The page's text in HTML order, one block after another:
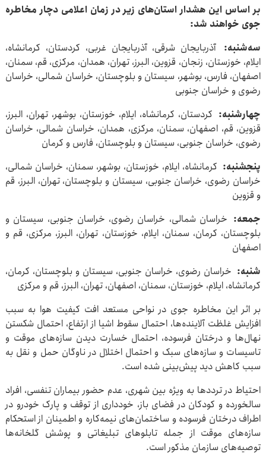
بر اساس این هشدار استان‌های زیر در زمان اعلامی دچار مخاطره
جوی خواهند شد:
سه‌شنبه: آذربایجان شرقی، آذربایجان غربی، کردستان، کرمانشاه،
ایلام، خوزستان، زنجان، قزوین، البرز، تهران، همدان، مرکزی، قم، سمنان،
اصفهان، فارس، بوشهر، سیستان و بلوچستان، خراسان شمالی، خراسان
رضوی و خراسان جنوبی
چهارشنبه: کردستان، کرمانشاه، ایلام، خوزستان، بوشهر، تهران، البرز،
قزوین، قم، اصفهان، سمنان، مرکزی، همدان، خراسان شمالی، خراسان
رضوی، خراسان جنوبی، سیستان و بلوچستان، فارس و کرمان
پنجشنبه: کرمانشاه، ایلام، خوزستان، بوشهر، سمنان، خراسان شمالی،
خراسان رضوی، خراسان جنوبی، سیستان و بلوچستان، تهران، البرز، قم
و قزوین
جمعه: خراسان شمالی، خراسان رضوی، خراسان جنوبی، سیستان و
بلوچستان، کرمان، سمنان، ایلام، خوزستان، تهران، البرز، مرکزی، قم و
اصفهان
شنبه: خراسان رضوی، خراسان جنوبی، سیستان و بلوچستان، کرمان،
کرمانشاه، ایلام، خوزستان، سمنان، اصفهان، تهران، البرز، قم و مرکزی
بر اثر این مخاطره جوی در نواحی مستعد افت کیفیت هوا به سبب
افزایش غلظت آلاینده‌ها، احتمال سقوط اشیا از ارتفاع، احتمال شکستن
نهال‌ها و درختان فرسوده، احتمال خسارت دیدن سازه‌های موقت و
تاسیسات و سازه‌های سبک و احتمال اختلال در ناوگان حمل و نقل به
سبب کاهش دید پیش‌بینی شده است.
احتیاط در ترددها به ویژه بین شهری، عدم حضور بیماران تنفسی، افراد
سالخورده و کودکان در فضای باز، خودداری از توقف و پارک خودرو در
اطراف درختان فرسوده و ساختمان‌های نیمه‌کاره و اطمینان از استحکام
سازه‌های موقت از جمله تابلوهای تبلیغاتی و پوشش گلخانه‌ها
توصیه‌های سازمان مذکور است.